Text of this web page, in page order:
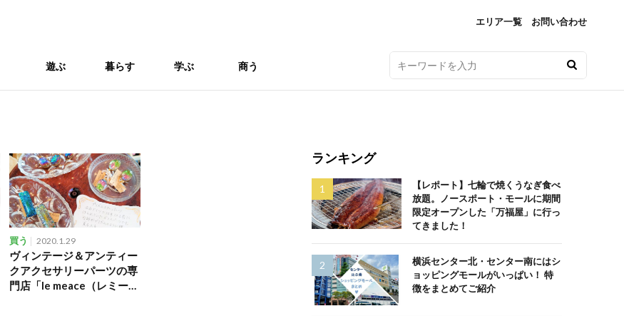
エリア一覧 お問い合わせ
遊ぶ 暮らす 学ぶ 商う
買う 2020.1.29
ヴィンテージ＆アンティー
クアクセサリーパーツの専
門店「le meace（レミー
ランキング
【レポート】七輪で焼くうなぎ食べ
放題。ノースポート・モールに期間
限定オープンした「万福屋」に行っ
てきました！
横浜センター北・センター南にはシ
ョッピングモールがいっぱい！ 特
徴をまとめてご紹介